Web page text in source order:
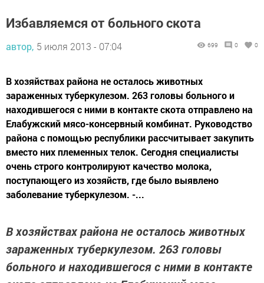
Избавляемся от больного скота
автор, 5 июля 2013 - 07:04 699 0 0
В хозяйствах района не осталось животных
зараженных туберкулезом. 263 головы больного и
находившегося с ними в контакте скота отправлено на
Елабужский мясо-консервный комбинат. Руководство
района с помощью республики рассчитывает закупить
вместо них племенных телок. Сегодня специалисты
очень строго контролируют качество молока,
поступающего из хозяйств, где было выявлено
заболевание туберкулезом. -...
В хозяйствах района не осталось животных
зараженных туберкулезом. 263 головы
больного и находившегося с ними в контакте